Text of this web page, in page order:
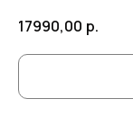
17990,00 р.